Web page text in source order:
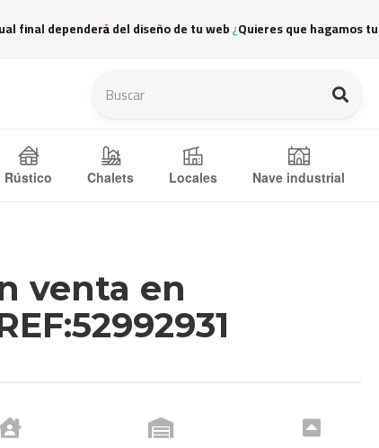
final dependerá del diseño de tu web ¿Quieres que hagamos
Rústico Chalets Locales Nave industrial
venta en